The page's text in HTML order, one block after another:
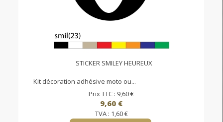
STICKER SMILEY HEUREUX
Kit décoration adhésive moto ou...
Prix TTC : 9,60 €
9,60 €
TVA : 1,60 €